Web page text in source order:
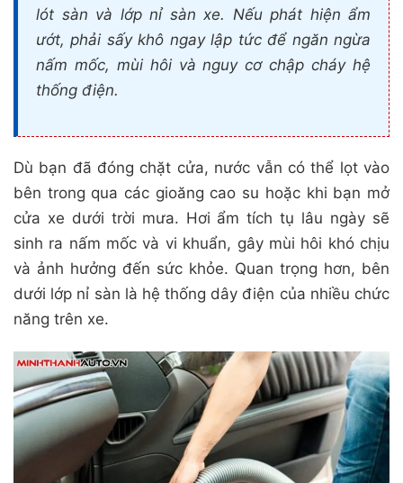
lót sàn và lớp nỉ sàn xe. Nếu phát hiện ẩm
ướt, phải sấy khô ngay lập tức để ngăn ngừa
nấm mốc, mùi hôi và nguy cơ chập cháy hệ
thống điện.
Dù bạn đã đóng chặt cửa, nước vẫn có thể lọt vào
bên trong qua các gioăng cao su hoặc khi bạn mở
cửa xe dưới trời mưa. Hơi ẩm tích tụ lâu ngày sẽ
sinh ra nấm mốc và vi khuẩn, gây mùi hôi khó chịu
và ảnh hưởng đến sức khỏe. Quan trọng hơn, bên
dưới lớp nỉ sàn là hệ thống dây điện của nhiều chức
năng trên xe.